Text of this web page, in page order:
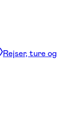
Rejser, ture og